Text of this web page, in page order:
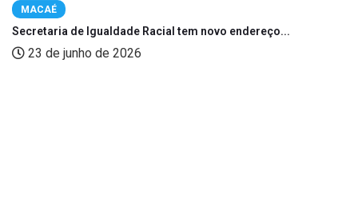
MACAÉ
Secretaria de Igualdade Racial tem novo endereço...
23 de junho de 2026